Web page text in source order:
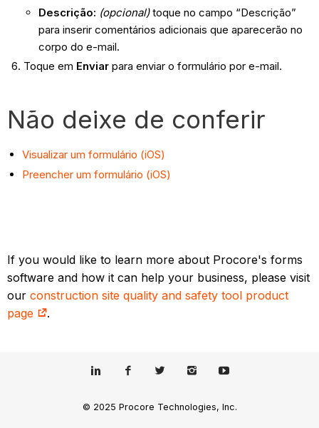
Descrição: (opcional)toque no campo “Descrição”
para inserir comentários adicionais que aparecerão no
corpo do e-mail.
Toque em Enviarpara enviar o formulário por e-mail.
Não deixe de conferir
Visualizar um formulário (iOS)
Preencher um formulário (iOS)
If you would like to learn more about Procore's forms
software and how it can help your business, please visit
ourconstruction site quality and safety tool product
page
.
© 2025 Procore Technologies, Inc.